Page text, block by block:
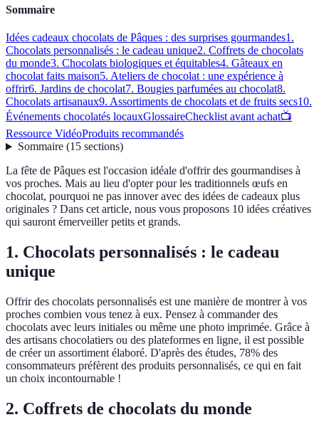
Sommaire
Idées cadeaux chocolats de Pâques : des surprises gourmandes1.
Chocolats personnalisés : le cadeau unique2. Coffrets de chocolats
du monde3. Chocolats biologiques et équitables4. Gâteaux en
chocolat faits maison5. Ateliers de chocolat : une expérience à
offrir6. Jardins de chocolat7. Bougies parfumées au chocolat8.
Chocolats artisanaux9. Assortiments de chocolats et de fruits secs10.
Événements chocolatés locauxGlossaireChecklist avant achat📺
Ressource VidéoProduits recommandés
Sommaire(15 sections)
La fête de Pâques est l'occasion idéale d'offrir des gourmandises à
vos proches. Mais au lieu d'opter pour les traditionnels œufs en
chocolat, pourquoi ne pas innover avec des idées de cadeaux plus
originales ? Dans cet article, nous vous proposons 10 idées créatives
qui sauront émerveiller petits et grands.
1. Chocolats personnalisés : le cadeau
unique
Offrir des chocolats personnalisés est une manière de montrer à vos
proches combien vous tenez à eux. Pensez à commander des
chocolats avec leurs initiales ou même une photo imprimée. Grâce à
des artisans chocolatiers ou des plateformes en ligne, il est possible
de créer un assortiment élaboré. D'après des études, 78% des
consommateurs préfèrent des produits personnalisés, ce qui en fait
un choix incontournable !
2. Coffrets de chocolats du monde